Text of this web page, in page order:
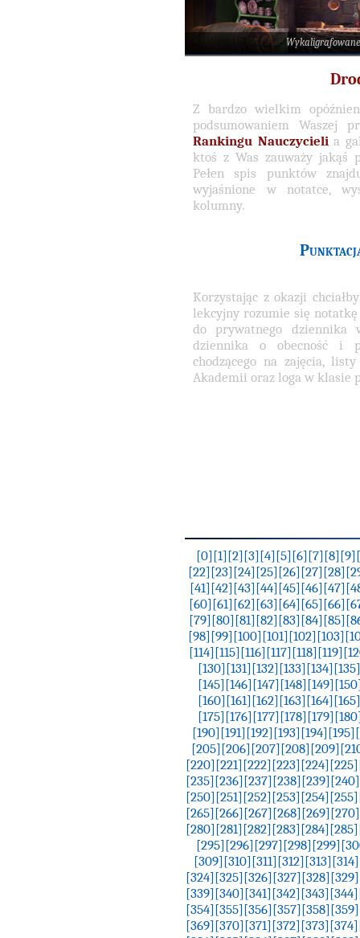
Z bardzo wielkim
podsumowaniem Waszej
Rankingu Nauczycieli a
ktoś z Was zauważy jakąś
Pełen spis punktów
wyjaśnione w notatce,
kolumny.
Korzystając z okazji
lekcyjny rozumie się
do prywatnego dziennika
dziennika o obecność i
chodzącego na zajęcia,
Akademii oraz loga w klasie
[0][1][2][3][4][5][6][7][8][9]
[22][23][24][25][26][27][28]
[41][42][43][44][45][46][47]
[60][61][62][63][64][65][66]
[79][80][81][82][83][84][85]
[98][99][100][101][102][103]
[114][115][116][117][118][119]
[130][131][132][133][134][135]
[145][146][147][148][149]
[160][161][162][163][164][165]
[175][176][177][178][179]
[190][191][192][193][194][195]
[205][206][207][208][209]
[220][221][222][223][224][225]
[235][236][237][238][239][240]
[250][251][252][253][254][255]
[265][266][267][268][269][270]
[280][281][282][283][284][285]
[295][296][297][298][299]
[309][310][311][312][313][314]
[324][325][326][327][328][329]
[339][340][341][342][343][344]
[354][355][356][357][358][359]
[369][370][371][372][373][374]